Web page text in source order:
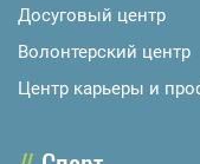
Досуговый центр
Волонтерский центр
Центр карьеры и